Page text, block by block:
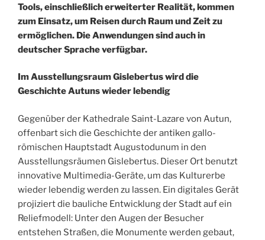
Tools, einschließlich erweiterter Realität, kommen
zum Einsatz, um Reisen durch Raum und Zeit zu
ermöglichen. Die Anwendungen sind auch in
deutscher Sprache verfügbar.
Im Ausstellungsraum Gislebertus wird die
Geschichte Autuns wieder lebendig
Gegenüber der Kathedrale Saint-Lazare von Autun,
offenbart sich die Geschichte der antiken gallo-
römischen Hauptstadt Augustodunum in den
Ausstellungsräumen Gislebertus. Dieser Ort benutzt
innovative Multimedia-Geräte, um das Kulturerbe
wieder lebendig werden zu lassen. Ein digitales Gerät
projiziert die bauliche Entwicklung der Stadt auf ein
Reliefmodell: Unter den Augen der Besucher
entstehen Straßen, die Monumente werden gebaut,